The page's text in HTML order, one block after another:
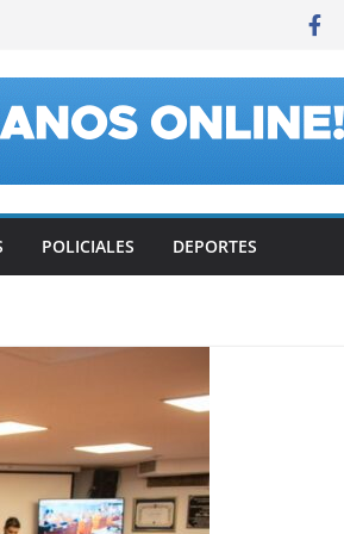
POLICIALES DEPORTES